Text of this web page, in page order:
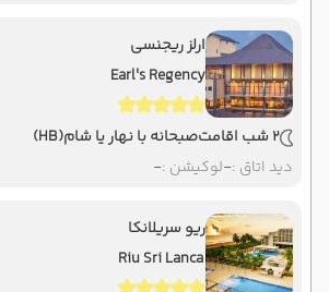
ارلز ریجنسی
Earl's Regency
2 شب اقامت صبحانه با نهار یا شام(HB)
دید اتاق :-لوکیشن :-
ریو سریلانکا
Riu Sri Lanca